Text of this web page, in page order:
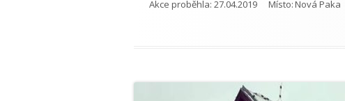
Akce proběhla: 27.04.2019 Místo:Nová Paka